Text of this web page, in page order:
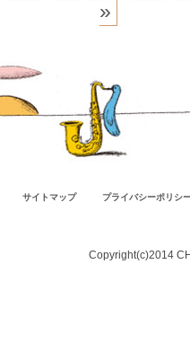
»
サイトマップ プライバシーポリシ
Copyright(c)2014